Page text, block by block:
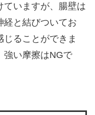
ていますが、腸壁は
経と結びついてお
じることができま
強い摩擦はNGで